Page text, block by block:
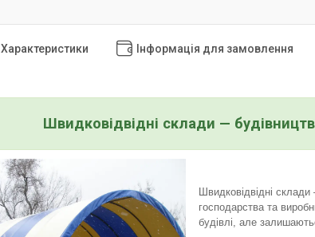
Характеристики Інформація для замовлення
Швидковідвідні склади —
Швидковідвідні
господарства та
будівлі, але